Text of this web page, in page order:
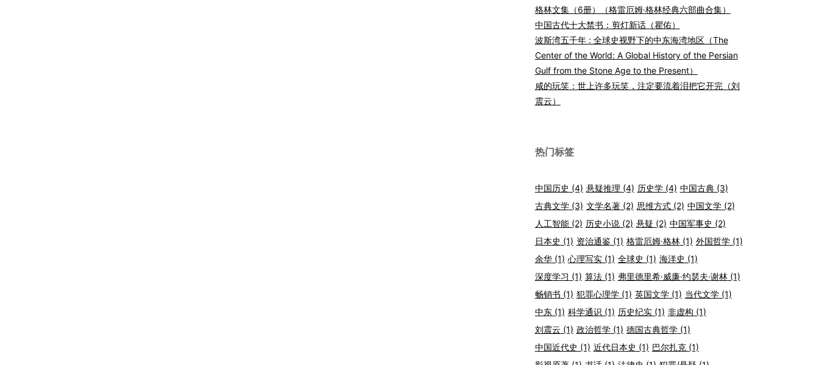
格林文集（6册）（格雷厄姆·格林经典六部曲合集）
中国古代十大禁书：剪灯新话（瞿佑）
波斯湾五千年 : 全球史视野下的中东海湾地区（The
Center of the World: A Global History of the Persian
Gulf from the Stone Age to the Present）
咸的玩笑：世上许多玩笑，注定要流着泪把它开完（刘
震云）
热门标签
中国历史 (4) 悬疑推理 (4) 历史学(4) 中国古典(3)
古典文学(3) 文学名著(2) 思维方式(2) 中国文学(2)
人工智能(2) 历史小说(2) 悬疑 (2) 中国军事史 (2)
日本史 (1) 资治通鉴(1) 格雷厄姆·格林(1) 外国哲学(1)
余华(1) 心理写实(1) 全球史 (1) 海洋史 (1)
深度学习 (1) 算法(1) 弗里德里希·威廉·约瑟夫·谢林(1)
畅销书 (1) 犯罪心理学(1) 英国文学(1) 当代文学(1)
中东(1) 科学通识 (1) 历史纪实(1) 非虚构 (1)
刘震云 (1) 政治哲学(1) 德国古典哲学(1)
中国近代史 (1) 近代日本史 (1) 巴尔扎克(1)